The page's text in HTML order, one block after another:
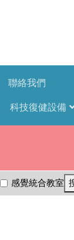
聯絡我們
科技復健設備
感覺統合教室